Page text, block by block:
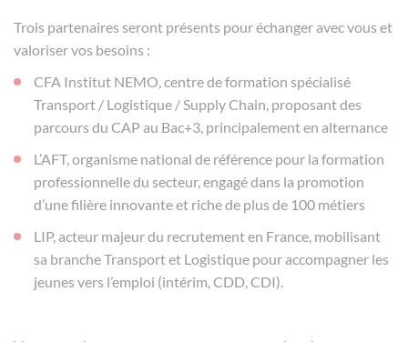
Trois partenaires seront présents pour échanger avec vous et
valoriser vos besoins :
CFA Institut NEMO, centre de formation spécialisé
Transport / Logistique / Supply Chain, proposant des
parcours du CAP au Bac+3, principalement en alternance
L’AFT, organisme national de référence pour la formation
professionnelle du secteur, engagé dans la promotion
d’une filière innovante et riche de plus de 100 métiers
LIP, acteur majeur du recrutement en France, mobilisant
sa branche Transport et Logistique pour accompagner les
jeunes vers l’emploi (intérim, CDD, CDI).